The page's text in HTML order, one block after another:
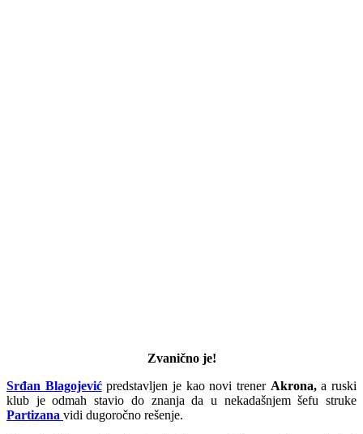
Zvanično je!
Srđan Blagojevićpredstavljen je kao novi trener Akrona,a ruski
klub je odmah stavio do znanja da u nekadašnjem šefu struke
Partizana vidi dugoročno rešenje.